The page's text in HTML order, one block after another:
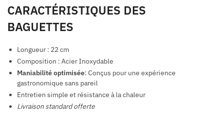
CARACTÉRISTIQUES DES
BAGUETTES
Longueur : 22 cm
Composition : Acier Inoxydable
Maniabilité optimisée: Conçus pour une expérience
gastronomique sans pareil
Entretien simple et résistance à la chaleur
Livraison standard offerte